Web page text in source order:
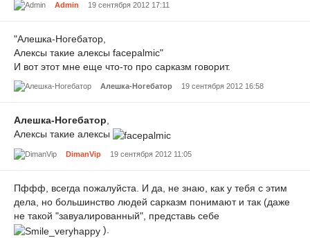
Admin 19 сентября 2012 17:11
"Алешка-Ногебатор,
Алексы такие алексы facepalmic"
И вот этот мне еще что-то про сарказм говорит.
Алешка-Ногебатор 19 сентября 2012 16:58
Алешка-Ногебатор,
Алексы такие алексы
DimanVip 19 сентября 2012 11:05
Пффф, всегда пожалуйста. И да, не знаю, как у тебя с этим
дела, но большинство людей сарказм понимают и так (даже
не такой "завуалированный", представь себе
).